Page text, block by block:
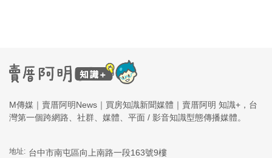
M傳媒｜賣厝阿明News｜買房知識新聞媒體｜賣厝阿明 知識+，台
灣第一個跨網路、社群、媒體、平面 / 影音知識型態傳播媒體。
地址: 台中市南屯區向上南路一段163號9樓